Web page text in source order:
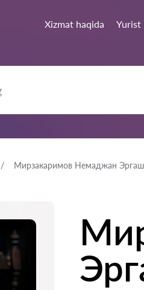
Xizmat haqida Yurist
Мирзакаримов Немаджан